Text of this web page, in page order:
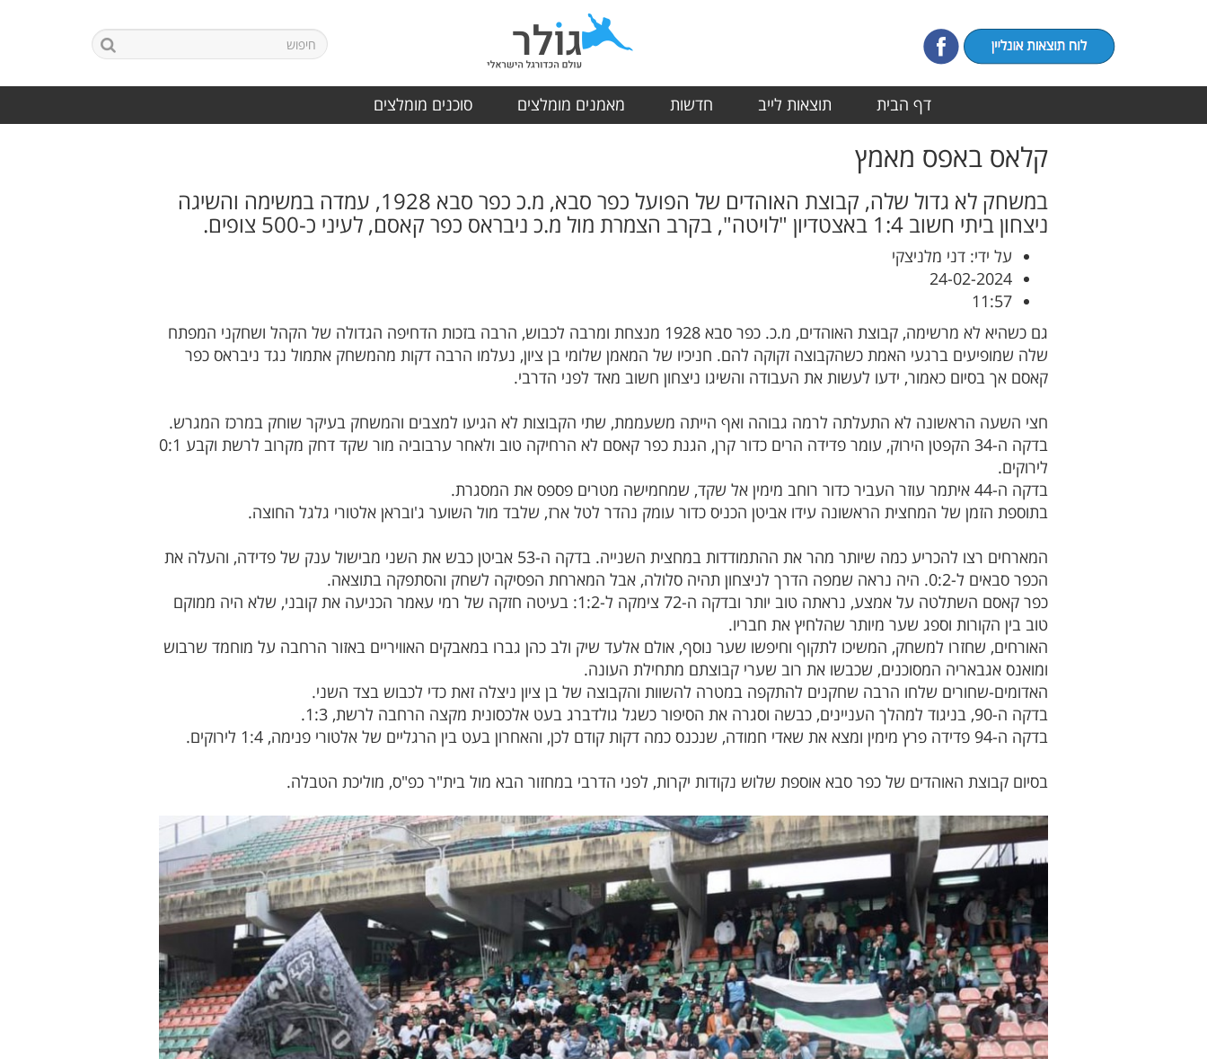
דף הבית תוצאות לייב חדשות מאמנים מומלצים סוכנים מומלצים
קלאס באפס מאמץ
במשחק לא גדול שלה, קבוצת האוהדים של הפועל כפר סבא, מ.כ כפר סבא 1928, עמדה במשימה והשיגה
ניצחון ביתי חשוב 1:4 באצטדיון "לויטה", בקרב הצמרת מול מ.כ ניבראס כפר קאסם, לעיני כ-500 צופים.
על ידי: דני מלניצקי
24-02-2024
11:57
גם כשהיא לא מרשימה, קבוצת האוהדים, מ.כ. כפר סבא 1928 מנצחת ומרבה לכבוש, הרבה בזכות הדחיפה הגדולה של הקהל ושחקני המפתח
שלה שמופיעים ברגעי האמת כשהקבוצה זקוקה להם. חניכיו של המאמן שלומי בן ציון, נעלמו הרבה דקות מהמשחק אתמול נגד ניבראס כפר
קאסם אך בסיום כאמור, ידעו לעשות את העבודה והשיגו ניצחון חשוב מאד לפני הדרבי.
חצי השעה הראשונה לא התעלתה לרמה גבוהה ואף הייתה משעממת, שתי הקבוצות לא הגיעו למצבים והמשחק בעיקר שוחק במרכז המגרש.
בדקה ה-34 הקפטן הירוק, עומר פדידה הרים כדור קרן, הגנת כפר קאסם לא הרחיקה טוב ולאחר ערבוביה מור שקד דחק מקרוב לרשת וקבע 0:1
לירוקים.
בדקה ה-44 איתמר עוזר העביר כדור רוחב מימין אל שקד, שמחמישה מטרים פספס את המסגרת.
בתוספת הזמן של המחצית הראשונה עידו אביטן הכניס כדור עומק נהדר לטל ארז, שלבד מול השוער ג'ובראן אלטורי גלגל החוצה.
המארחים רצו להכריע כמה שיותר מהר את ההתמודדות במחצית השנייה. בדקה ה-53 אביטן כבש את השני מבישול ענק של פדידה, והעלה את
הכפר סבאים ל-0:2. היה נראה שמפה הדרך לניצחון תהיה סלולה, אבל המארחת הפסיקה לשחק והסתפקה בתוצאה.
כפר קאסם השתלטה על אמצע, נראתה טוב יותר ובדקה ה-72 צימקה ל-1:2: בעיטה חזקה של רמי עאמר הכניעה את קובני, שלא היה ממוקם
טוב בין הקורות וספג שער מיותר שהלחיץ את חבריו.
האורחים, שחזרו למשחק, המשיכו לתקוף וחיפשו שער נוסף, אולם אלעד שיק ולב כהן גברו במאבקים האוויריים באזור הרחבה על מוחמד שרבוש
ומואנס אגבאריה המסוכנים, שכבשו את רוב שערי קבוצתם מתחילת העונה.
האדומים-שחורים שלחו הרבה שחקנים להתקפה במטרה להשוות והקבוצה של בן ציון ניצלה זאת כדי לכבוש בצד השני.
בדקה ה-90, בניגוד למהלך העניינים, כבשה וסגרה את הסיפור כשגל גולדברג בעט אלכסונית מקצה הרחבה לרשת, 1:3.
בדקה ה-94 פדידה פרץ מימין ומצא את שאדי חמודה, שנכנס כמה דקות קודם לכן, והאחרון בעט בין הרגליים של אלטורי פנימה, 1:4 לירוקים.
בסיום קבוצת האוהדים של כפר סבא אוספת שלוש נקודות יקרות, לפני הדרבי במחזור הבא מול בית"ר כפ"ס, מוליכת הטבלה.